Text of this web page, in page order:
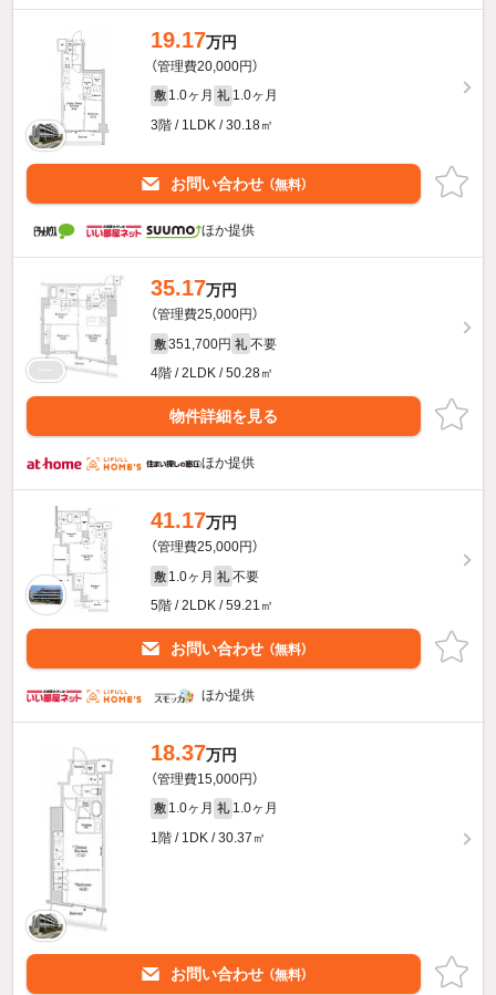
19.17万円
（管理費20,000円）
敷 1.0ヶ月 礼 1.0ヶ月
3階 / 1LDK / 30.18㎡
お問い合わせ （無料）
ほか提供
35.17万円
（管理費25,000円）
敷 351,700円 礼 不要
4階 / 2LDK / 50.28㎡
物件詳細を見る
ほか提供
41.17万円
（管理費25,000円）
敷 1.0ヶ月 礼 不要
5階 / 2LDK / 59.21㎡
お問い合わせ （無料）
ほか提供
18.37万円
（管理費15,000円）
敷 1.0ヶ月 礼 1.0ヶ月
1階 / 1DK / 30.37㎡
お問い合わせ （無料）